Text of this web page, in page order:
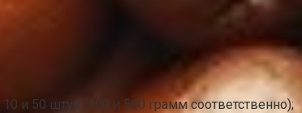
и 50 штук (100 и 500 грамм соответственно);